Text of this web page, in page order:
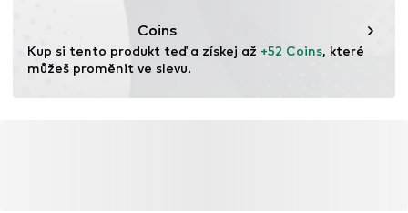
TEX1131001000001
Oblast použití: Do terénu
Oblast použití: Turistika
Coins
Kup si tento produkt teď a získej až +52 Coins, které
můžeš proměnit ve slevu.